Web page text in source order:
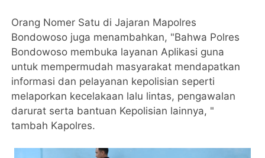
Orang Nomer Satu di Jajaran Mapolres
Bondowoso juga menambahkan, "Bahwa Polres
Bondowoso membuka layanan Aplikasi guna
untuk mempermudah masyarakat mendapatkan
informasi dan pelayanan kepolisian seperti
melaporkan kecelakaan lalu lintas, pengawalan
darurat serta bantuan Kepolisian lainnya, "
tambah Kapolres.